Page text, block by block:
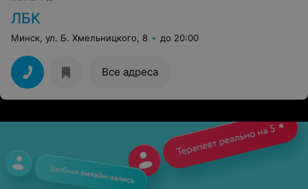
ЛБК
Минск, ул. Б. Хмельницкого, 8 до 20:00
Все адреса